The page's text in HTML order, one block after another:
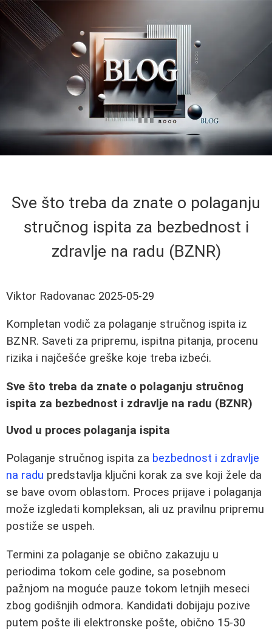
Sve što treba da znate o polaganju
stručnog ispita za bezbednost i
zdravlje na radu (BZNR)
Viktor Radovanac 2025-05-29
Kompletan vodič za polaganje stručnog ispita iz
BZNR. Saveti za pripremu, ispitna pitanja, procenu
rizika i najčešće greške koje treba izbeći.
Sve što treba da znate o polaganju stručnog
ispita za bezbednost i zdravlje na radu (BZNR)
Uvod u proces polaganja ispita
Polaganje stručnog ispita za bezbednost i zdravlje
na radu predstavlja ključni korak za sve koji žele da
se bave ovom oblastom. Proces prijave i polaganja
može izgledati kompleksan, ali uz pravilnu pripremu
postiže se uspeh.
Termini za polaganje se obično zakazuju u
periodima tokom cele godine, sa posebnom
pažnjom na moguće pauze tokom letnjih meseci
zbog godišnjih odmora. Kandidati dobijaju pozive
putem pošte ili elektronske pošte, obično 15-30